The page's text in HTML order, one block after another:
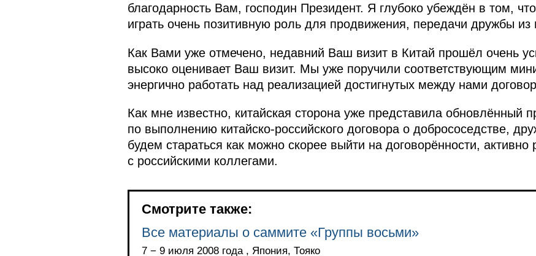
благодарность Вам, господин Президент. Я глубоко убеждён в том,
играть очень позитивную роль для продвижения, передачи дружбы из
Как Вами уже отмечено, недавний Ваш визит в Китай прошёл очень
высоко оценивает Ваш визит. Мы уже поручили соответствующим
энергично работать над реализацией достигнутых между нами
Как мне известно, китайская сторона уже представила обновлённый
по выполнению китайско-российского договора о добрососедстве,
будем стараться как можно скорее выйти на договорённости,
с российскими коллегами.
Смотрите также:
Все материалы о саммите «Группы восьми»
7 − 9 июля 2008 года , Япония, Тояко